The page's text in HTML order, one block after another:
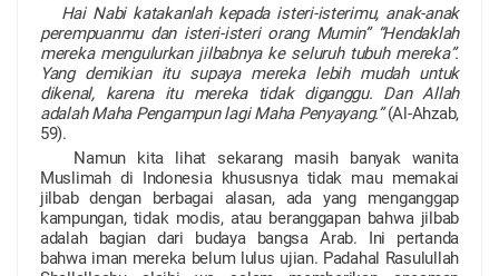
Hai Nabi katakanlah kepada isteri-isterimu, anak-anak
perempuanmu dan isteri-isteri orang Mumin” “Hendaklah
mereka mengulurkan jilbabnya ke seluruh tubuh mereka”.
Yang demikian itu supaya mereka lebih mudah untuk
dikenal, karena itu mereka tidak diganggu. Dan Allah
adalah Maha Pengampun lagi Maha Penyayang.”(Al-Ahzab,
59).
Namun kita lihat sekarang masih banyak wanita
Muslimah di Indonesia khususnya tidak mau memakai
jilbab dengan berbagai alasan, ada yang menganggap
kampungan, tidak modis, atau beranggapan bahwa jilbab
adalah bagian dari budaya bangsa Arab. Ini pertanda
bahwa iman mereka belum lulus ujian. Padahal Rasulullah